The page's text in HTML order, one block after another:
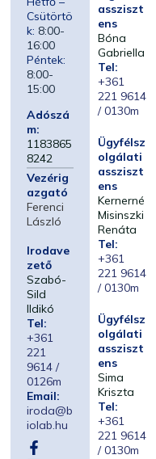
Csütörtö
k: 8:00-
16:00
Péntek:
8:00-
15:00
Adószá
m:
1183865
8242
Vezérig
azgató
Ferenci
László
Irodave
zető
Szabó-
Sild
Ildikó
Tel:
+361
221
9614 /
0126m
Email:
iroda@b
iolab.hu
assziszt
ens
Bóna
Gabriella
Tel:
+361
221 9614
/ 0130m
Ügyfélsz
olgálati
assziszt
ens
Kernerné
Misinszki
Renáta
Tel:
+361
221 9614
/ 0130m
Ügyfélsz
olgálati
assziszt
ens
Sima
Kriszta
Tel:
+361
221 9614
/ 0130m